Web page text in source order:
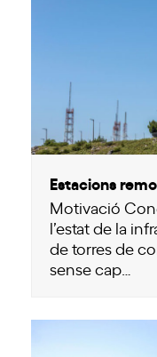
Estacions
Motivació
l’estat de la
de torres de
sense cap…